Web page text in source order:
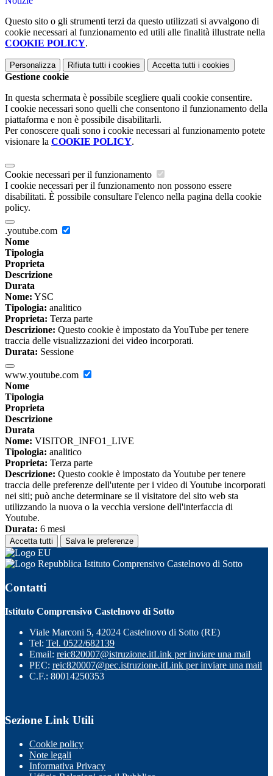
Questo sito o gli strumenti terzi da questo utilizzati si avvalgono di
cookie necessari al funzionamento ed utili alle finalità illustrate nella
COOKIE POLICY.
Personalizza Rifiuta tutti i cookies Accetta tutti i cookies
Gestione cookie
In questa schermata è possibile scegliere quali cookie consentire.
I cookie necessari sono quelli che consentono il funzionamento della
piattaforma e non è possibile disabilitarli.
Per conoscere quali sono i cookie necessari al funzionamento potete
visionare la COOKIE POLICY.
Cookie necessari per il funzionamento
I cookie necessari per il funzionamento non possono essere
disabilitati. È possibile consultare l'elenco nella pagina della cookie
policy.
.youtube.com
Nome
Tipologia
Proprieta
Descrizione
Durata
Nome: YSC
Tipologia: analitico
Proprieta: Terza parte
Descrizione: Questo cookie è impostato da YouTube per tenere
traccia delle visualizzazioni dei video incorporati.
Durata: Sessione
www.youtube.com
Nome
Tipologia
Proprieta
Descrizione
Durata
Nome: VISITOR_INFO1_LIVE
Tipologia: analitico
Proprieta: Terza parte
Descrizione: Questo cookie è impostato da Youtube per tenere
traccia delle preferenze dell'utente per i video di Youtube incorporati
nei siti; può anche determinare se il visitatore del sito web sta
utilizzando la nuova o la vecchia versione dell'interfaccia di
Youtube.
Durata: 6 mesi
Accetta tutti Salva le preferenze
Istituto Comprensivo Castelnovo di Sotto
Contatti
Istituto Comprensivo Castelnovo di Sotto
Viale Marconi 5, 42024 Castelnovo di Sotto (RE)
Tel: Tel. 0522/682139
Email: reic820007@istruzione.itLink per inviare una mail
PEC: reic820007@pec.istruzione.itLink per inviare una mail
C.F.: 80014250353
Sezione Link Utili
Cookie policy
Note legali
Informativa Privacy